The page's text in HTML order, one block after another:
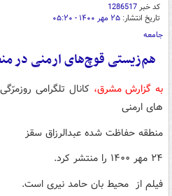
کد خبر1286517
تاریخ انتشار: ۲۵ مهر ۱۴۰۰ - ۰۵:۲۰
جامعه
هم‌زیستی قوچ‌های ارمنی در
به گزارش مشرق، کانال تلگرامی
های ارمنی
منطقه حفاظت شده عبدالرزاق سقز
٢۴ مهر ١۴٠٠ را منتشر کرد.
فیلم از محیط بان حامد نیری است.